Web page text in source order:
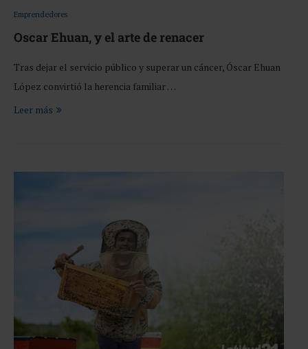
Emprendedores
Oscar Ehuan, y el arte de renacer
Tras dejar el servicio público y superar un cáncer, Óscar Ehuan
López convirtió la herencia familiar …
Leer más